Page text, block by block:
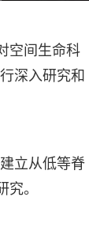
空间生命科
深入研究和
立从低等脊
。